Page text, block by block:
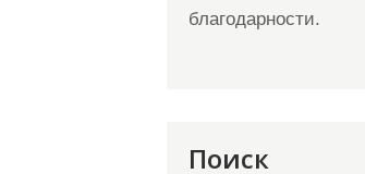
благодарности.
Поиск